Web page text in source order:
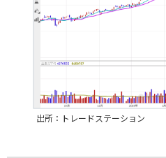
出所：トレードステーション